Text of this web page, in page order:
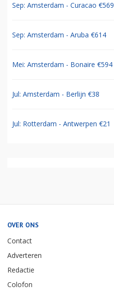
Sep: Amsterdam - Curacao €569
Sep: Amsterdam - Aruba €614
Mei: Amsterdam - Bonaire €594
Jul: Amsterdam - Berlijn €38
Jul: Rotterdam - Antwerpen €21
OVER ONS
Contact
Adverteren
Redactie
Colofon